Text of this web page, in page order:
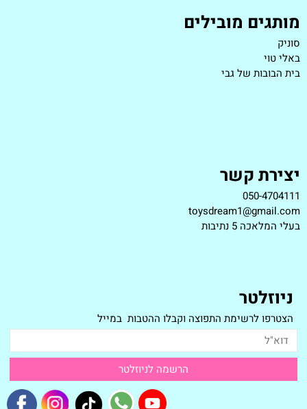
מותגים מובילים
סוניק
באלי טוי
בית הבובות של גבי
יצירת קשר
050-4704111
toysdream1@gmail.com
בעלי המלאכה 5 נתיבות
ניוזלטר
הצטרפו לרשימת התפוצה וקבלו ההטבות במייל